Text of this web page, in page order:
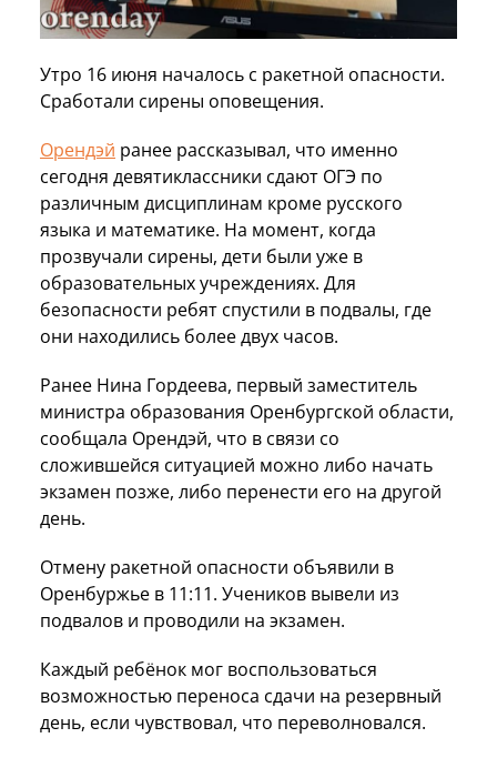
Утро 16 июня началось с ракетной опасности.
Сработали сирены оповещения.
Орендэй ранее рассказывал, что именно
сегодня девятиклассники сдают ОГЭ по
различным дисциплинам кроме русского
языка и математике. На момент, когда
прозвучали сирены, дети были уже в
образовательных учреждениях. Для
безопасности ребят спустили в подвалы, где
они находились более двух часов.
Ранее Нина Гордеева, первый заместитель
министра образования Оренбургской области,
сообщала Орендэй, что в связи со
сложившейся ситуацией можно либо начать
экзамен позже, либо перенести его на другой
день.
Отмену ракетной опасности объявили в
Оренбуржье в 11:11. Учеников вывели из
подвалов и проводили на экзамен.
Каждый ребёнок мог воспользоваться
возможностью переноса сдачи на резервный
день, если чувствовал, что переволновался.